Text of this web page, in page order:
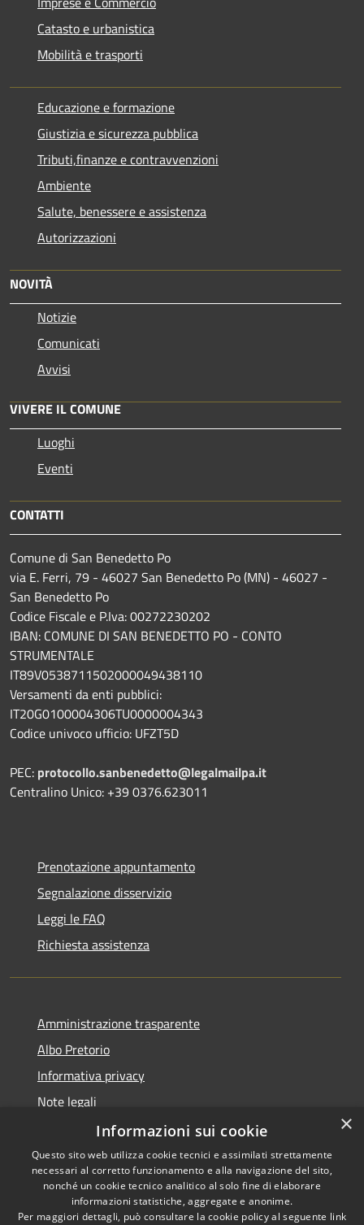
Catasto e urbanistica
Mobilità e trasporti
Educazione e formazione
Giustizia e sicurezza pubblica
Tributi,finanze e contravvenzioni
Ambiente
Salute, benessere e assistenza
Autorizzazioni
NOVITÀ
Notizie
Comunicati
Avvisi
VIVERE IL COMUNE
Luoghi
Eventi
CONTATTI
Comune di San Benedetto Po
via E. Ferri, 79 - 46027 San Benedetto Po (MN) - 46027 -
San Benedetto Po
Codice Fiscale e P.Iva: 00272230202
IBAN: COMUNE DI SAN BENEDETTO PO - CONTO
STRUMENTALE
IT89V0538711502000049438110
Versamenti da enti pubblici:
IT20G0100004306TU0000004343
Codice univoco ufficio: UFZT5D
PEC: protocollo.sanbenedetto@legalmailpa.it
Centralino Unico: +39 0376.623011
Prenotazione appuntamento
Segnalazione disservizio
Leggi le FAQ
Richiesta assistenza
Amministrazione trasparente
Albo Pretorio
Informativa privacy
Note legali
Dichiarazione di accessibilità
RSS
Copyright © 2021 • Città
×
Informazioni sui cookie
Questo sito web utilizza cookie tecnici e assimilati strettamente
necessari al corretto funzionamento e alla navigazione del sito,
nonché un cookie tecnico analitico al solo fine di elaborare
informazioni statistiche, aggregate e anonime.
Per maggiori dettagli, può consultare la cookie policy al seguente link